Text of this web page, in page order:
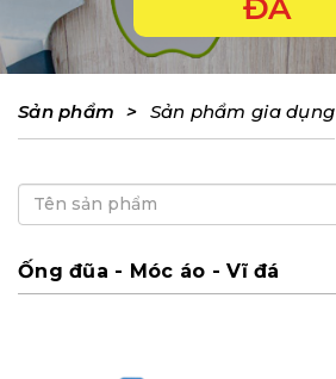
ĐÁ
Sản phẩm > Sản phẩm gia dụng
Ống đũa - Móc áo - Vĩ đá